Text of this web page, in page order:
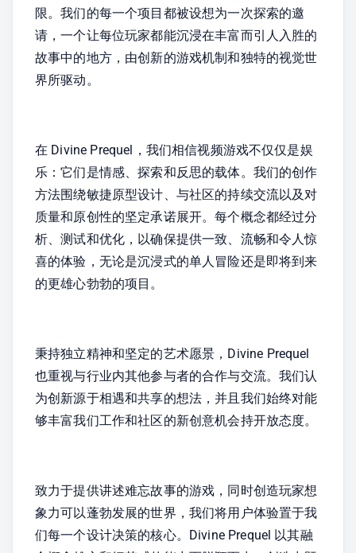
限。我们的每一个项目都被设想为一次探索的邀
请，一个让每位玩家都能沉浸在丰富而引人入胜的
故事中的地方，由创新的游戏机制和独特的视觉世
界所驱动。
在 Divine Prequel，我们相信视频游戏不仅仅是娱
乐：它们是情感、探索和反思的载体。我们的创作
方法围绕敏捷原型设计、与社区的持续交流以及对
质量和原创性的坚定承诺展开。每个概念都经过分
析、测试和优化，以确保提供一致、流畅和令人惊
喜的体验，无论是沉浸式的单人冒险还是即将到来
的更雄心勃勃的项目。
秉持独立精神和坚定的艺术愿景，Divine Prequel
也重视与行业内其他参与者的合作与交流。我们认
为创新源于相遇和共享的想法，并且我们始终对能
够丰富我们工作和社区的新创意机会持开放态度。
致力于提供讲述难忘故事的游戏，同时创造玩家想
象力可以蓬勃发展的世界，我们将用户体验置于我
们每一个设计决策的核心。Divine Prequel 以其融